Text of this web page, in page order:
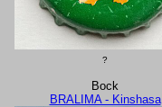
?
Bock
BRALIMA - Kinshasa